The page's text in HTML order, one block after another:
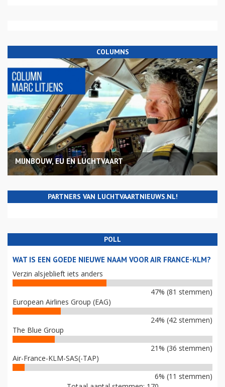
COLUMNS
MIJNBOUW, EU EN LUCHTVAART
PARTNERS VAN LUCHTVAARTNIEUWS.NL!
POLL
WAT IS EEN GOEDE NIEUWE NAAM VOOR AIR FRANCE-KLM?
Verzin alsjeblieft iets anders
47% (81 stemmen)
European Airlines Group (EAG)
24% (42 stemmen)
The Blue Group
21% (36 stemmen)
Air-France-KLM-SAS(-TAP)
6% (11 stemmen)